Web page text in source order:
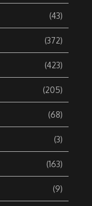
(43)
(372)
(423)
(205)
(68)
(3)
(163)
(9)